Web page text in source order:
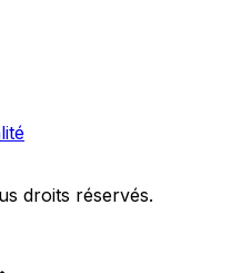
droits réservés.